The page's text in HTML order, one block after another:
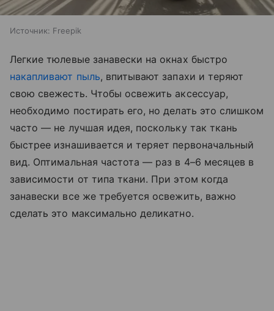
Источник: Freepik
Легкие тюлевые занавески на окнах быстро
накапливают пыль, впитывают запахи и теряют
свою свежесть. Чтобы освежить аксессуар,
необходимо постирать его, но делать это слишком
часто — не лучшая идея, поскольку так ткань
быстрее изнашивается и теряет первоначальный
вид. Оптимальная частота — раз в 4–6 месяцев в
зависимости от типа ткани. При этом когда
занавески все же требуется освежить, важно
сделать это максимально деликатно.